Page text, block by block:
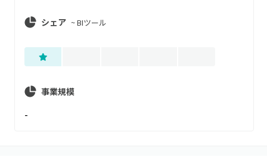
シェア ~BIツール
事業規模
-